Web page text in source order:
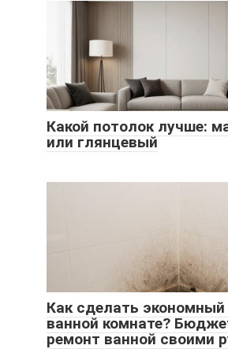
Какой потолок лучше:
или глянцевый
Как сделать
ванной комнате?
ремонт ванной своими